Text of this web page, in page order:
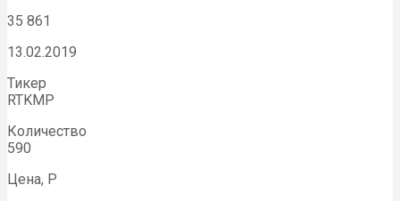
35 861
13.02.2019
Тикер
RTKMP
Количество
590
Цена, Р